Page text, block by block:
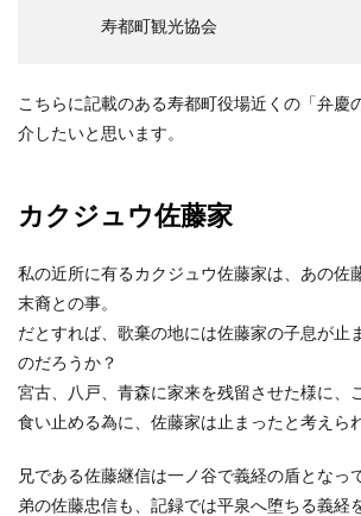
寿都町観光協会
こちらに記載のある寿都町役場近くの「弁慶
介したいと思います。
カクジュウ佐藤家
私の近所に有るカクジュウ佐藤家は、あの佐
末裔との事。
だとすれば、歌棄の地には佐藤家の子息が止
のだろうか？
宮古、八戸、青森に家来を残留させた様に、
食い止める為に、佐藤家は止まったと考えら
兄である佐藤継信は一ノ谷で義経の盾となっ
弟の佐藤忠信も、記録では平泉へ堕ちる義経